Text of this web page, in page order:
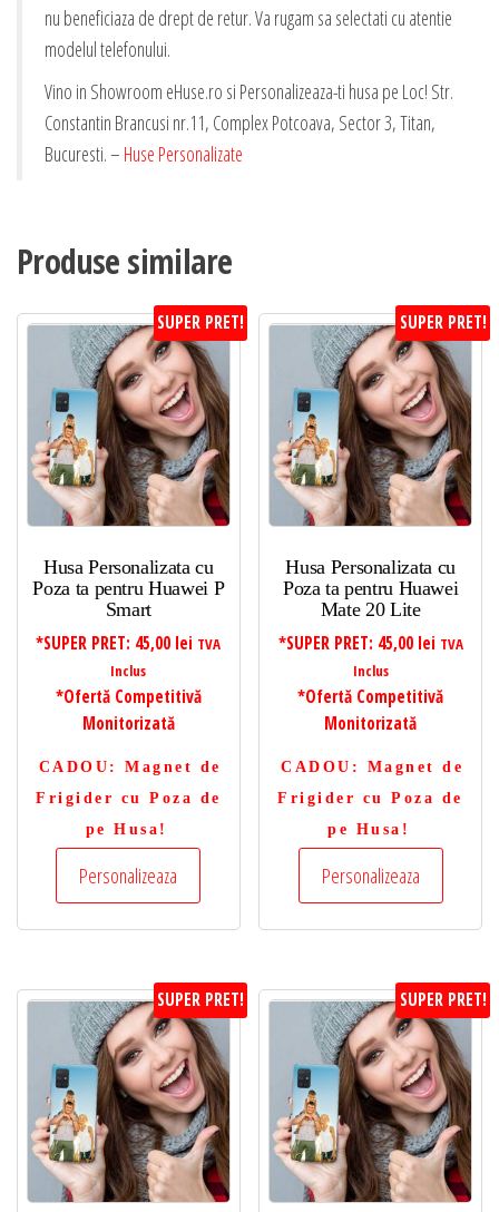
nu beneficiaza de drept de retur. Va rugam sa selectati cu atentie
modelul telefonului.
Vino in Showroom eHuse.ro si Personalizeaza-ti husa pe Loc! Str.
Constantin Brancusi nr.11, Complex Potcoava, Sector 3, Titan,
Bucuresti. – Huse Personalizate
Produse similare
SUPER PRET!
Husa Personalizata cu
Poza ta pentru Huawei P
Smart
*SUPER PRET: 45,00 lei TVA
Inclus
*Ofertă Competitivă
Monitorizată
CADOU : Magnet de
Frigider cu Poza de
pe Husa!
Personalizeaza
SUPER PRET!
Husa Personalizata cu
Poza ta pentru Huawei
Mate 20 Lite
*SUPER PRET: 45,00 lei TVA
Inclus
*Ofertă Competitivă
Monitorizată
CADOU : Magnet de
Frigider cu Poza de
pe Husa!
Personalizeaza
SUPER PRET! SUPER PRET!